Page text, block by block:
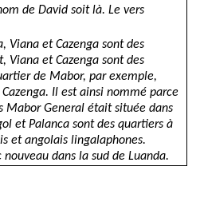
de David soit là. Le vers
Viana et Cazenga sont des
Viana et Cazenga sont des
de Mabor, par exemple,
Il est ainsi nommé parce
Mabor General était située dans
et Palanca sont des quartiers à
et angolais lingalaphones.
dans la sud de Luanda.